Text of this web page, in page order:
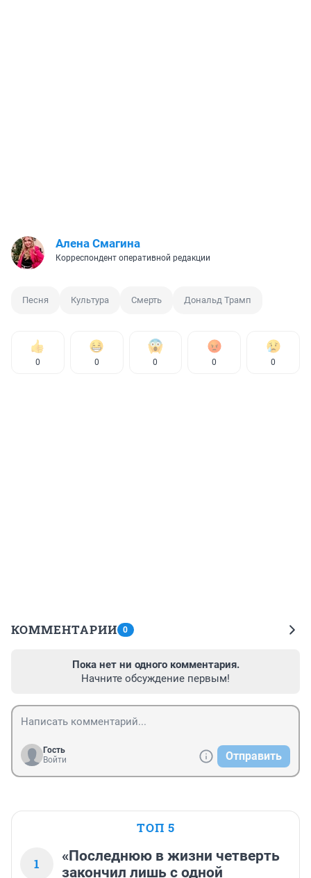
Алена Смагина
Корреспондент оперативной редакции
Песня Культура Смерть Дональд Трамп
0 0 0 0 0
КОММЕНТАРИИ 0
Пока нет ни одного комментария.
Начните обсуждение первым!
Гость
Войти
Отправить
ТОП 5
1
«Последнюю в жизни четверть
закончил лишь с одной